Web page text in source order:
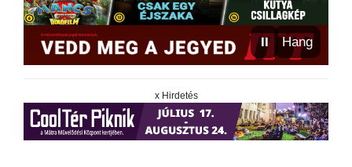
⏸ Hang
x Hirdetés